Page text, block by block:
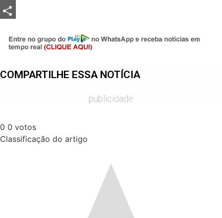
LinkedIn
COMPARTILHE ESSA NOTÍCIA
publicidade
0 0 votos
Classificação do artigo